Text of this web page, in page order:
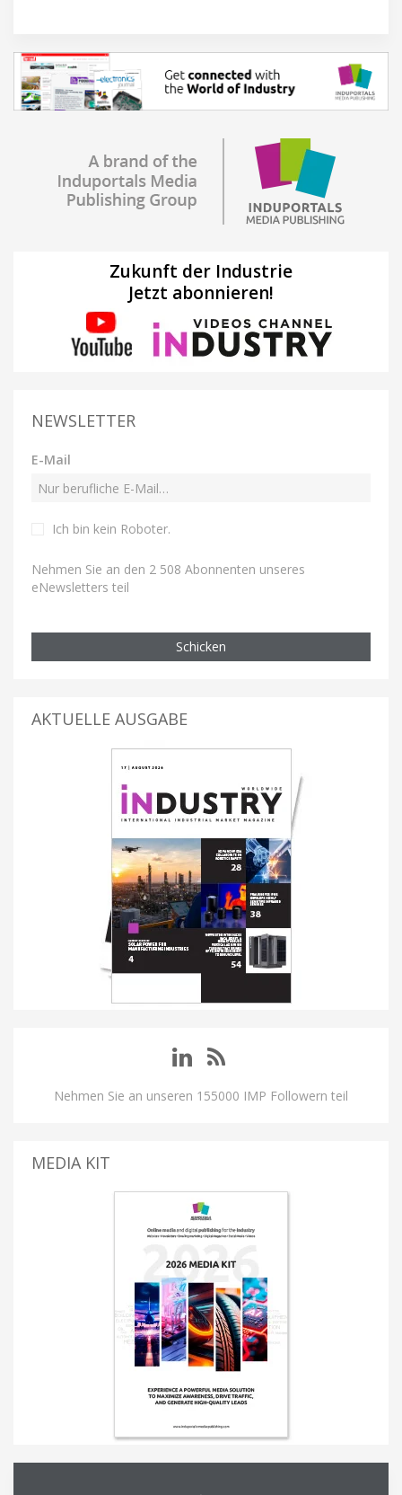
Zukunft der Industrie
Jetzt abonnieren!
NEWSLETTER
E-Mail
Ich bin kein Roboter.
Nehmen Sie an den 2 508 Abonnenten unseres
eNewsletters teil
Schicken
AKTUELLE AUSGABE
Nehmen Sie an unseren 155000 IMP Followern teil
MEDIA KIT